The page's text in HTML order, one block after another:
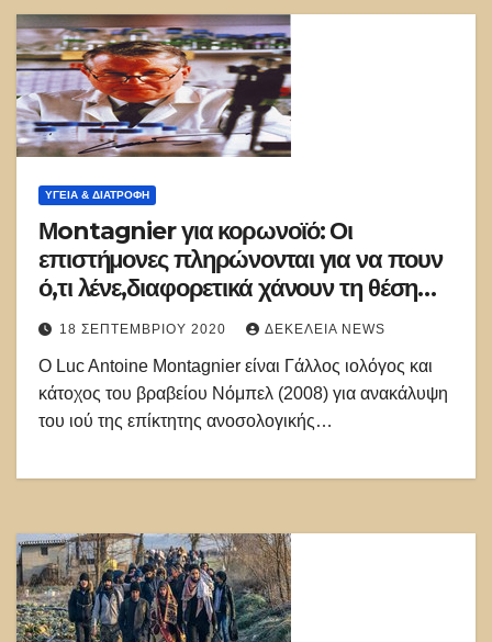
ΥΓΕΙΑ & ΔΙΑΤΡΟΦΗ
Μontagnier για κορωνοϊό: Οι
επιστήμονες πληρώνονται για να πουν
ό,τι λένε,διαφορετικά χάνουν τη θέση
τους!Φοβούνται ότι θα χάσουν την
καριέρα τους αν αποκαλύψουν την
αλήθεια!
18 ΣΕΠΤΕΜΒΡΊΟΥ 2020 ΔΕΚΈΛΕΙΑ NEWS
Ο Luc Antoine Montagnier είναι Γάλλος ιολόγος και
κάτοχος του βραβείου Νόμπελ (2008) για ανακάλυψη
του ιού της επίκτητης ανοσολογικής…